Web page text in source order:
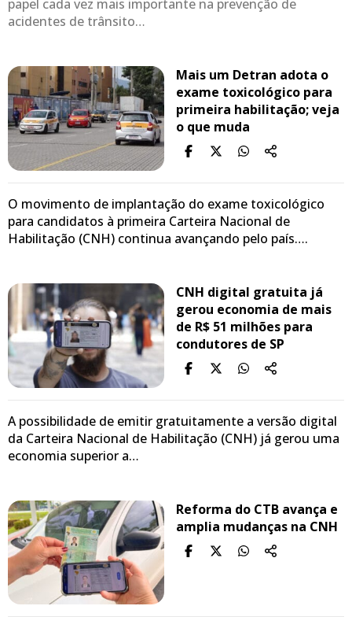
papel cada vez mais importante na prevenção de
acidentes de trânsito…
Mais um Detran adota o
exame toxicológico para
primeira habilitação; veja
o que muda
O movimento de implantação do exame toxicológico
para candidatos à primeira Carteira Nacional de
Habilitação (CNH) continua avançando pelo país….
CNH digital gratuita já
gerou economia de mais
de R$ 51 milhões para
condutores de SP
A possibilidade de emitir gratuitamente a versão digital
da Carteira Nacional de Habilitação (CNH) já gerou uma
economia superior a…
Reforma do CTB avança e
amplia mudanças na CNH